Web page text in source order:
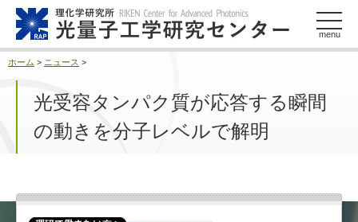
menu
ホーム > ニュース >
光受容タンパク質が応答する瞬間
の動きを分子レベルで解明